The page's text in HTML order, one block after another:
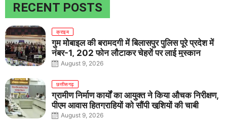
RECENT POSTS
क्राइम
गुम मोबाइल की बरामदगी में बिलासपुर पुलिस पूरे प्रदेश में
नंबर-1, 202 फोन लौटाकर चेहरों पर लाई मुस्कान
August 9, 2026
छत्तीसगढ़
ग्रामीण निर्माण कार्यों का आयुक्त ने किया औचक निरीक्षण,
पीएम आवास हितग्राहियों को सौंपी खुशियों की चाबी
August 9, 2026